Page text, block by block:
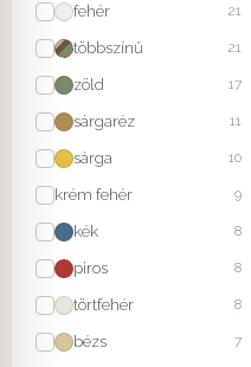
fehér 21
többszínű 21
zöld 17
sárgaréz 11
sárga 10
krém fehér 9
kék 8
piros 8
törtfehér 8
bézs 7